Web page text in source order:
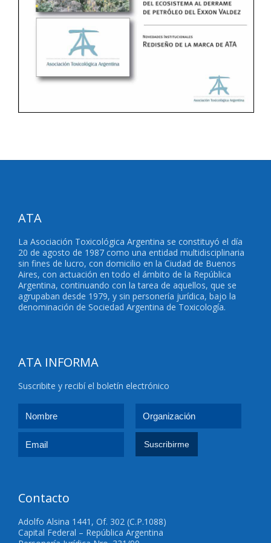
ATA
La Asociación Toxicológica Argentina se constituyó el día
20 de agosto de 1987 como una entidad multidisciplinaria
sin fines de lucro, con domicilio en la Ciudad de Buenos
Aires, con actuación en todo el ámbito de la República
Argentina, continuando con la tarea de aquellos, que se
agrupaban desde 1979, y sin personería jurídica, bajo la
denominación de Sociedad Argentina de Toxicología.
ATA INFORMA
Suscribite y recibí el boletín electrónico
Contacto
Adolfo Alsina 1441, Of. 302 (C.P.1088)
Capital Federal – República Argentina